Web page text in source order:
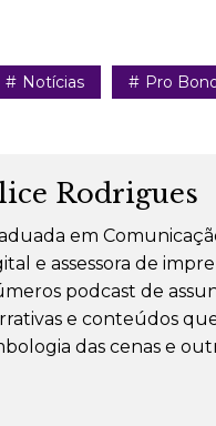
Notícias Pro
Rodrigues
em
e assessora de
podcast de
e conteúdos
das cenas e